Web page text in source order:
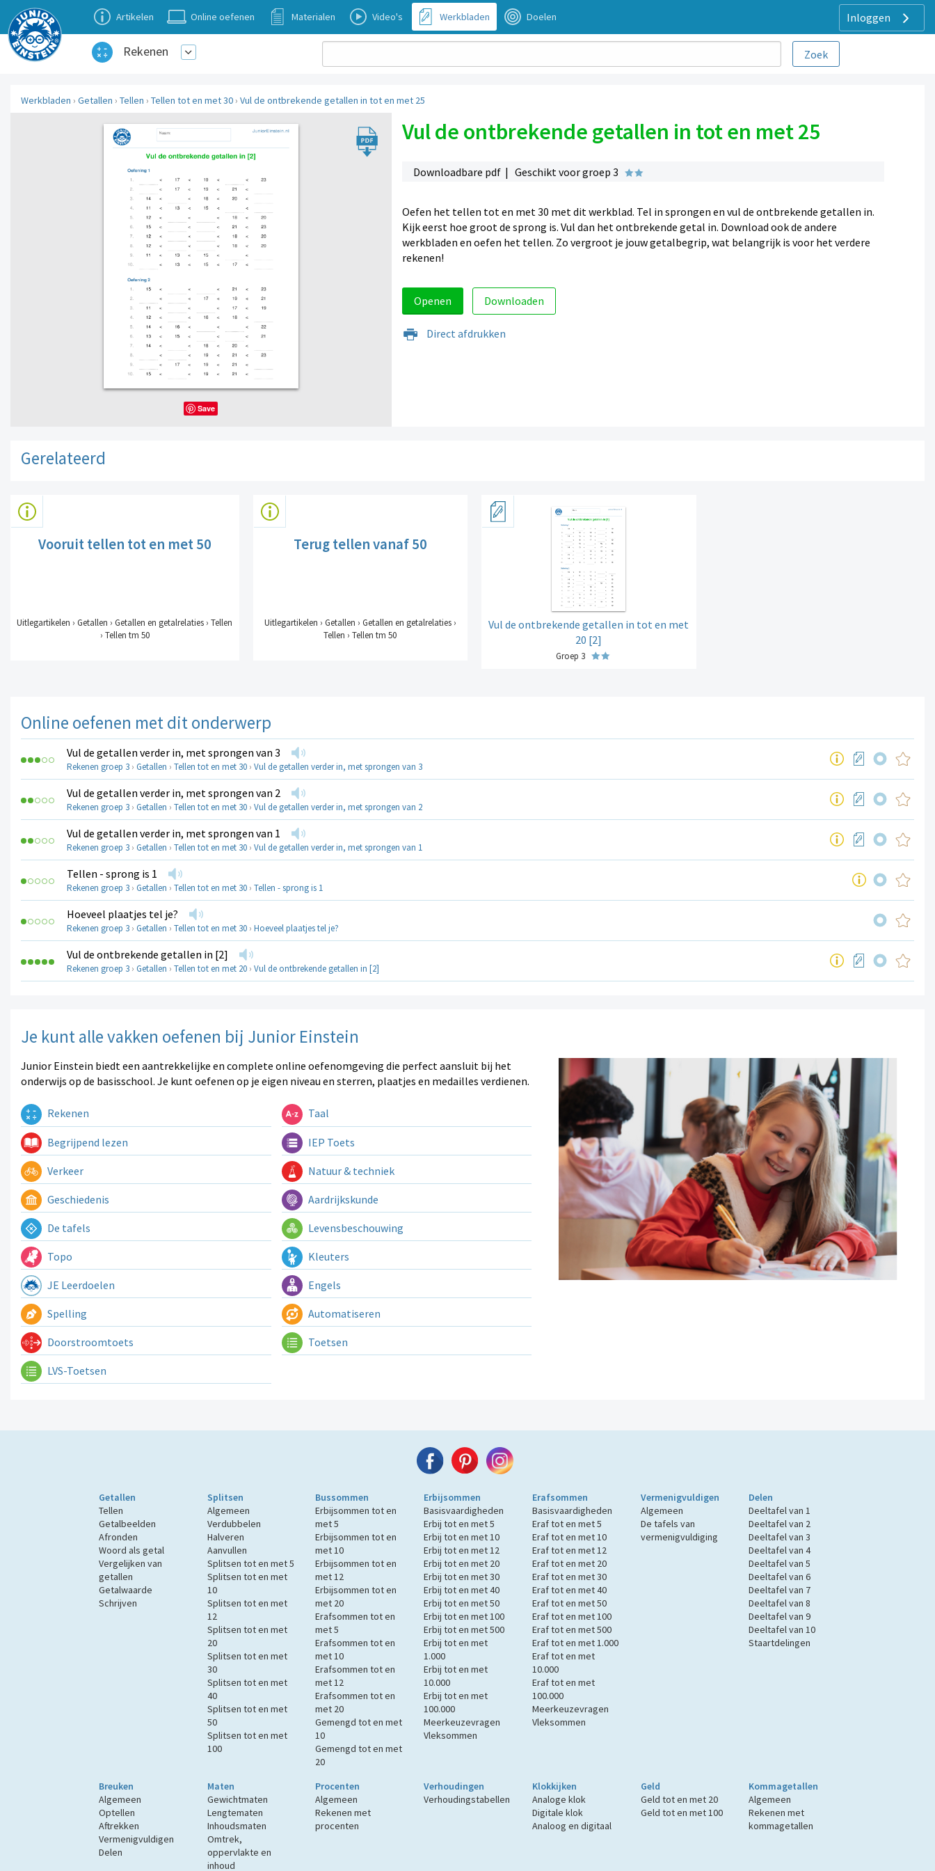
Inloggen
Artikelen Online oefenen Materialen Video's Werkbladen Doelen
Rekenen
Werkbladen › Getallen › Tellen › Tellen tot en met 30 › Vul de ontbrekende getallen in tot en met 25
Vul de ontbrekende getallen in tot en met 25
Downloadbare pdf | Geschikt voor groep 3
Oefen het tellen tot en met 30 met dit werkblad. Tel in sprongen en vul de ontbrekende getallen in.
Kijk eerst hoe groot de sprong is. Vul dan het ontbrekende getal in. Download ook de andere
werkbladen en oefen het tellen. Zo vergroot je jouw getalbegrip, wat belangrijk is voor het verdere
rekenen!
Openen Downloaden
Direct afdrukken
Save
Gerelateerd
Vooruit tellen tot en met 50
Uitlegartikelen › Getallen › Getallen en getalrelaties › Tellen
› Tellen tm 50
Terug tellen vanaf 50
Uitlegartikelen › Getallen › Getallen en getalrelaties ›
Tellen › Tellen tm 50
Vul de ontbrekende getallen in tot en met
20 [2]
Groep 3
Online oefenen met dit onderwerp
Vul de getallen verder in, met sprongen van 3
Rekenen groep 3 › Getallen › Tellen tot en met 30 › Vul de getallen verder in, met sprongen van 3
Vul de getallen verder in, met sprongen van 2
Rekenen groep 3 › Getallen › Tellen tot en met 30 › Vul de getallen verder in, met sprongen van 2
Vul de getallen verder in, met sprongen van 1
Rekenen groep 3 › Getallen › Tellen tot en met 30 › Vul de getallen verder in, met sprongen van 1
Tellen - sprong is 1
Rekenen groep 3 › Getallen › Tellen tot en met 30 › Tellen - sprong is 1
Hoeveel plaatjes tel je?
Rekenen groep 3 › Getallen › Tellen tot en met 30 › Hoeveel plaatjes tel je?
Vul de ontbrekende getallen in [2]
Rekenen groep 3 › Getallen › Tellen tot en met 20 › Vul de ontbrekende getallen in [2]
Je kunt alle vakken oefenen bij Junior Einstein
Junior Einstein biedt een aantrekkelijke en complete online oefenomgeving die perfect aansluit bij het
onderwijs op de basisschool. Je kunt oefenen op je eigen niveau en sterren, plaatjes en medailles verdienen.
Rekenen Taal
Begrijpend lezen IEP Toets
Verkeer Natuur & techniek
Geschiedenis Aardrijkskunde
De tafels Levensbeschouwing
Topo Kleuters
JE Leerdoelen Engels
Spelling Automatiseren
Doorstroomtoets Toetsen
LVS-Toetsen
Getallen
Tellen
Getalbeelden
Afronden
Woord als getal
Vergelijken van
getallen
Getalwaarde
Schrijven
Splitsen
Algemeen
Verdubbelen
Halveren
Aanvullen
Splitsen tot en met 5
Splitsen tot en met
10
Splitsen tot en met
12
Splitsen tot en met
20
Splitsen tot en met
30
Splitsen tot en met
40
Splitsen tot en met
50
Splitsen tot en met
100
Bussommen
Erbijsommen tot en
met 5
Erbijsommen tot en
met 10
Erbijsommen tot en
met 12
Erbijsommen tot en
met 20
Erafsommen tot en
met 5
Erafsommen tot en
met 10
Erafsommen tot en
met 12
Erafsommen tot en
met 20
Gemengd tot en met
10
Gemengd tot en met
20
Erbijsommen
Basisvaardigheden
Erbij tot en met 5
Erbij tot en met 10
Erbij tot en met 12
Erbij tot en met 20
Erbij tot en met 30
Erbij tot en met 40
Erbij tot en met 50
Erbij tot en met 100
Erbij tot en met 500
Erbij tot en met
1.000
Erbij tot en met
10.000
Erbij tot en met
100.000
Meerkeuzevragen
Vleksommen
Erafsommen
Basisvaardigheden
Eraf tot en met 5
Eraf tot en met 10
Eraf tot en met 12
Eraf tot en met 20
Eraf tot en met 30
Eraf tot en met 40
Eraf tot en met 50
Eraf tot en met 100
Eraf tot en met 500
Eraf tot en met 1.000
Eraf tot en met
10.000
Eraf tot en met
100.000
Meerkeuzevragen
Vleksommen
Vermenigvuldigen
Algemeen
De tafels van
vermenigvuldiging
Delen
Deeltafel van 1
Deeltafel van 2
Deeltafel van 3
Deeltafel van 4
Deeltafel van 5
Deeltafel van 6
Deeltafel van 7
Deeltafel van 8
Deeltafel van 9
Deeltafel van 10
Staartdelingen
Breuken
Algemeen
Optellen
Aftrekken
Vermenigvuldigen
Delen
Maten
Gewichtmaten
Lengtematen
Inhoudsmaten
Omtrek,
oppervlakte en
inhoud
Procenten
Algemeen
Rekenen met
procenten
Verhoudingen
Verhoudingstabellen
Klokkijken
Analoge klok
Digitale klok
Analoog en digitaal
Geld
Geld tot en met 20
Geld tot en met 100
Kommagetallen
Algemeen
Rekenen met
kommagetallen